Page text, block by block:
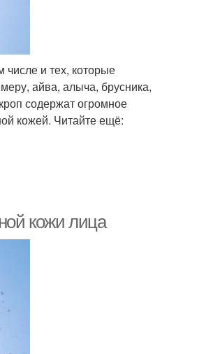
и тех, которые
айва, алыча, брусника,
содержат огромное
кожей. Читайте ещё:
кожи лица